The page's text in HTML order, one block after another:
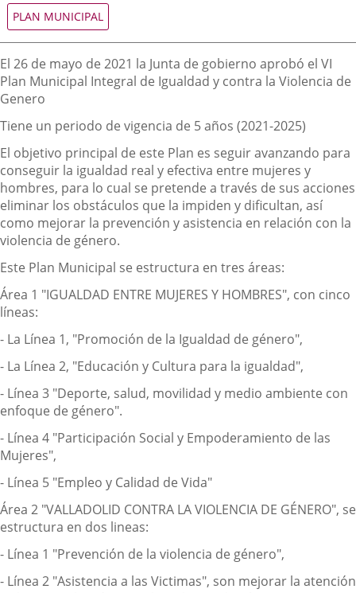
externa.externa.
Tipo
de
normativa
PLAN MUNICIPAL
Descripción
El 26 de mayo de 2021 la Junta de gobierno aprobó el VI
Plan Municipal Integral de Igualdad y contra la Violencia de
Genero
Tiene un periodo de vigencia de 5 años (2021-2025)
El objetivo principal de este Plan es seguir avanzando para
conseguir la igualdad real y efectiva entre mujeres y
hombres, para lo cual se pretende a través de sus acciones
eliminar los obstáculos que la impiden y dificultan, así
como mejorar la prevención y asistencia en relación con la
violencia de género.
Este Plan Municipal se estructura en tres áreas:
Área 1 "IGUALDAD ENTRE MUJERES Y HOMBRES", con cinco
líneas:
- La Línea 1, "Promoción de la Igualdad de género",
- La Línea 2, "Educación y Cultura para la igualdad",
- Línea 3 "Deporte, salud, movilidad y medio ambiente con
enfoque de género".
- Línea 4 "Participación Social y Empoderamiento de las
Mujeres",
- Línea 5 "Empleo y Calidad de Vida"
Área 2 "VALLADOLID CONTRA LA VIOLENCIA DE GÉNERO", se
estructura en dos lineas:
- Línea 1 "Prevención de la violencia de género",
- Línea 2 "Asistencia a las Victimas", son mejorar la atención